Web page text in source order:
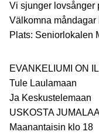
Vi sjunger lovsånger
Välkomna måndagar
Plats: Seniorlokalen
EVANKELIUMI ON
Tule Laulamaan
Ja Keskustelemaan
USKOSTA
Maanantaisin klo 18